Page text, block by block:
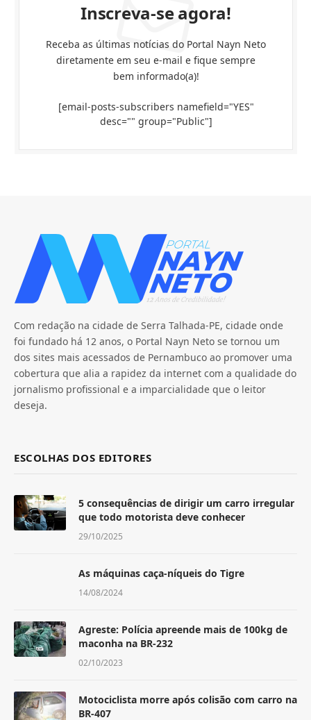
Inscreva-se agora!
Receba as últimas notícias do Portal Nayn Neto
diretamente em seu e-mail e fique sempre
bem informado(a)!
[email-posts-subscribers namefield="YES"
desc="" group="Public"]
Com redação na cidade de Serra Talhada-PE, cidade onde
foi fundado há 12 anos, o Portal Nayn Neto se tornou um
dos sites mais acessados de Pernambuco ao promover uma
cobertura que alia a rapidez da internet com a qualidade do
jornalismo profissional e a imparcialidade que o leitor
deseja.
ESCOLHAS DOS EDITORES
5 consequências de dirigir um carro irregular
que todo motorista deve conhecer
29/10/2025
As máquinas caça-níqueis do Tigre
14/08/2024
Agreste: Polícia apreende mais de 100kg de
maconha na BR-232
02/10/2023
Motociclista morre após colisão com carro na
BR-407